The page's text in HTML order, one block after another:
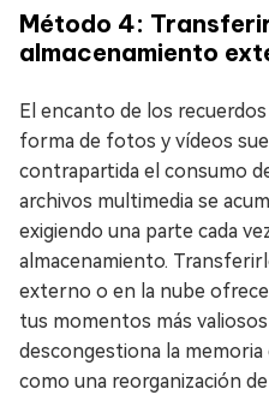
Método 4:
almacenamiento
El encanto de los
forma de fotos y vídeos
contrapartida el consumo
archivos multimedia se
exigiendo una parte cada
almacenamiento.
externo o en la nube
tus momentos más valiosos
descongestiona la
como una reorganización